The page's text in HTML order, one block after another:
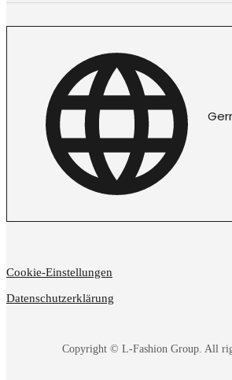
Copyright © L-Fashion Group. All
Cookie-Einstellungen
Datenschutzerklärung